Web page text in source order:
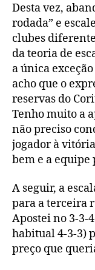
Desta vez,
rodada” e
clubes
da teoria de
a única
acho que o
reservas do
Tenho muito a
não preciso
jogador à
bem e a equipe
A seguir, a
para a terceira
Apostei no 3-3-
habitual 4-3-3)
preço que